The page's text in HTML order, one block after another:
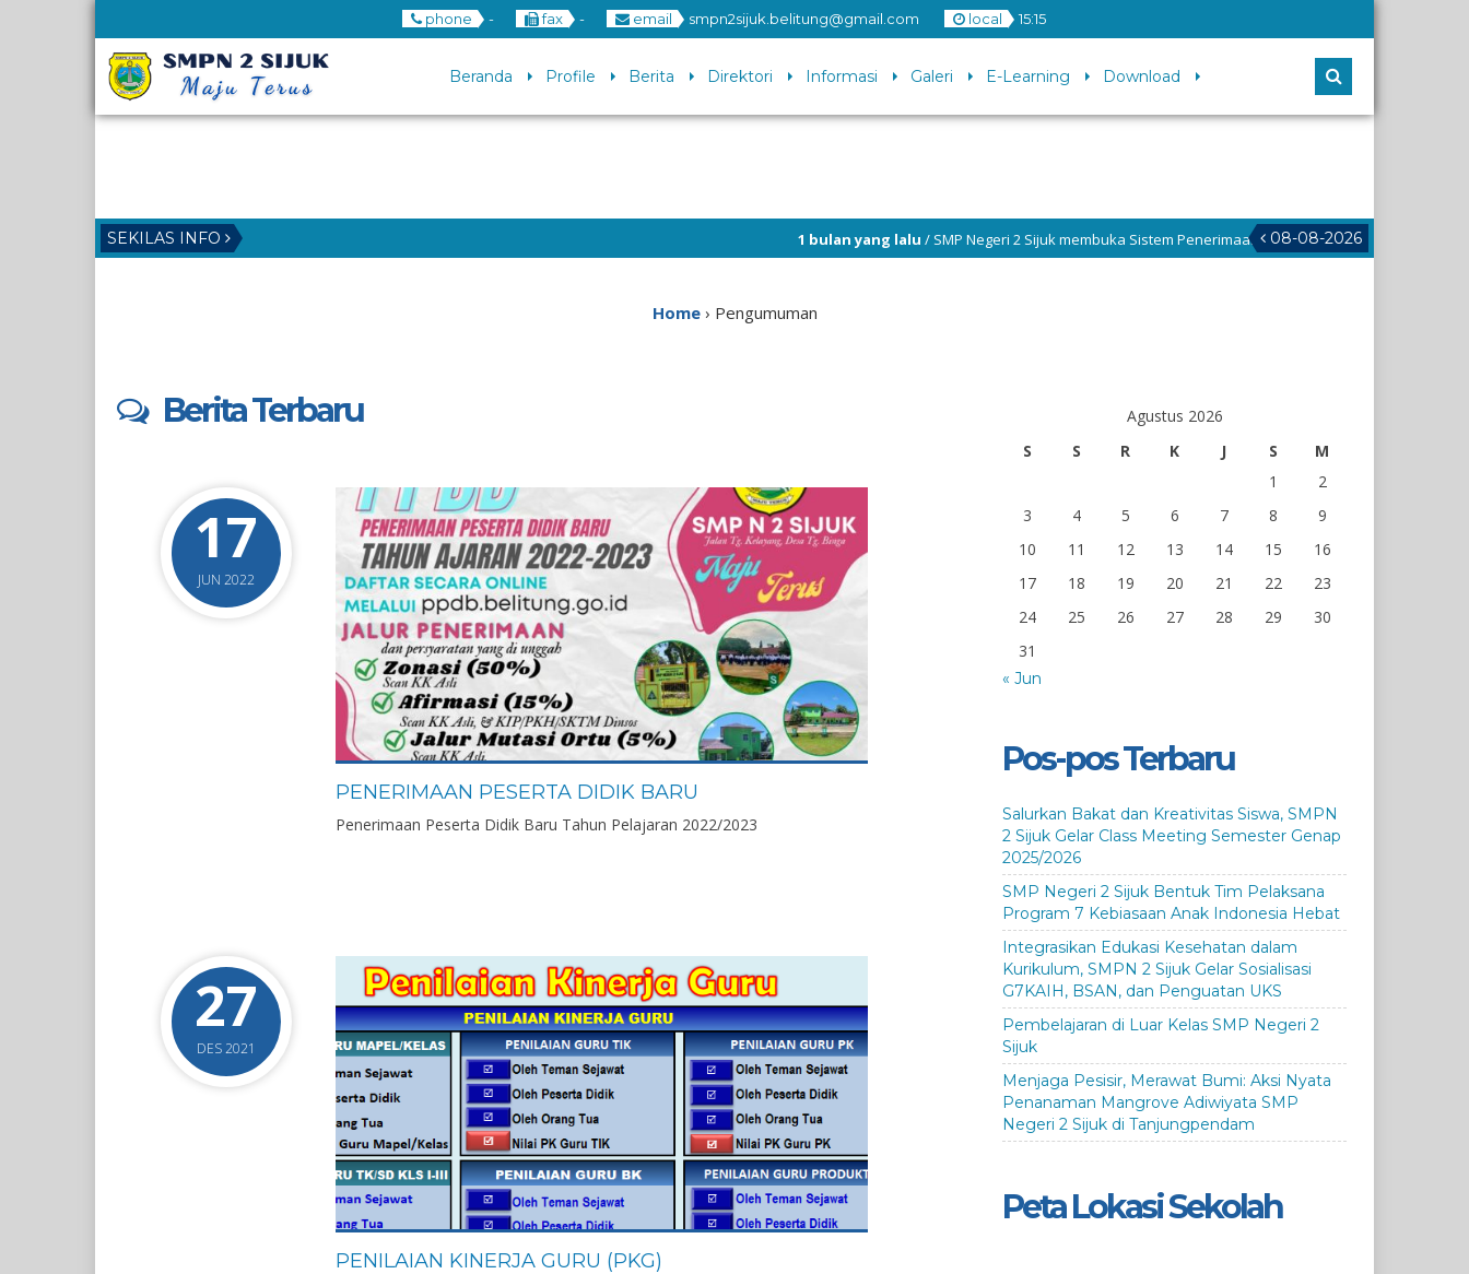
phone - fax - email smpn2sijuk.belitung@gmail.com local 15:15
Beranda Profile Berita Direktori Informasi Galeri E-Learning Download
SEKILAS INFO 08-08-2026
1 bulan yang lalu/ SMP Negeri 2 Sijuk membuka Sistem Penerimaan Murid Baru untuk T.P 2026/2027, Silahkan daftar
Home› Pengumuman
Berita Terbaru
17
JUN 2022
PENERIMAAN PESERTA DIDIK BARU
Penerimaan Peserta Didik Baru Tahun Pelajaran 2022/2023
27
DES 2021
PENILAIAN KINERJA GURU (PKG)
Agustus 2026
S
S R K J S
M
1
2
3
4 5 6 7 8
9
10
11 12 13 14 15
16
17
18 19 20 21 22
23
24
25 26 27 28 29
30
31
« Jun
Pos-pos Terbaru
Salurkan Bakat dan Kreativitas Siswa, SMPN
2 Sijuk Gelar Class Meeting Semester Genap
2025/2026
SMP Negeri 2 Sijuk Bentuk Tim Pelaksana
Program 7 Kebiasaan Anak Indonesia Hebat
Integrasikan Edukasi Kesehatan dalam
Kurikulum, SMPN 2 Sijuk Gelar Sosialisasi
G7KAIH, BSAN, dan Penguatan UKS
Pembelajaran di Luar Kelas SMP Negeri 2
Sijuk
Menjaga Pesisir, Merawat Bumi: Aksi Nyata
Penanaman Mangrove Adiwiyata SMP
Negeri 2 Sijuk di Tanjungpendam
Peta Lokasi Sekolah